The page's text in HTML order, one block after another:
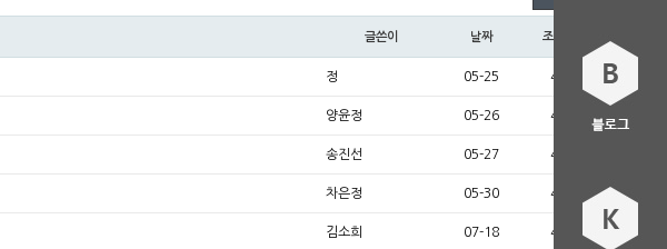
글쓴이 날짜 조회
정 05-25 4
양윤정 05-26 4
송진선 05-27 4
차은정 05-30 4
김소희 07-18 4